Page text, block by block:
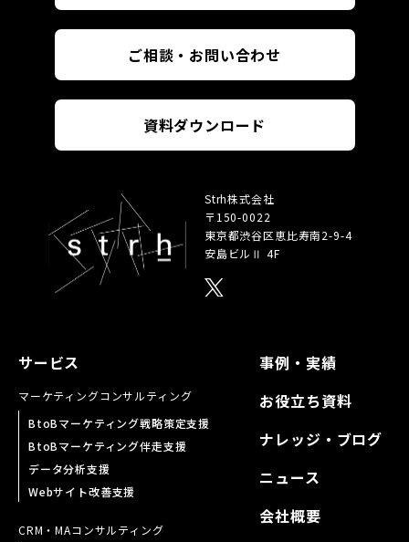
ご相談・お問い合わせ
資料ダウンロード
Strh株式会社
〒150-0022
東京都渋谷区恵比寿南2-9-4
安島ビルⅡ 4F
サービス
マーケティングコンサルティング
BtoBマーケティング戦略策定支援
BtoBマーケティング伴走支援
データ分析支援
Webサイト改善支援
CRM・MAコンサルティング
事例・実績
お役立ち資料
ナレッジ・ブログ
ニュース
会社概要